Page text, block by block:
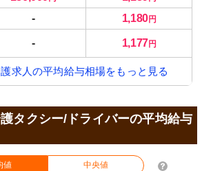
- 1,180円
- 1,177円
求人の平均給与相場をもっと見る
タクシー/ドライバーの平均給与
値 中央値